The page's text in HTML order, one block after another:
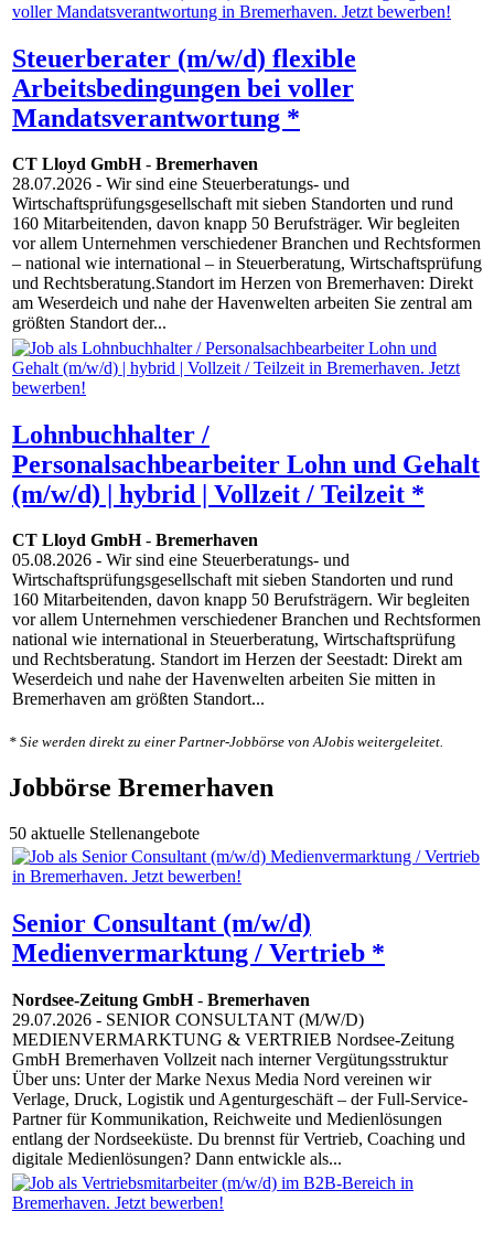
Steuerberater (m/w/d) flexible
Arbeitsbedingungen bei voller
Mandatsverantwortung *
CT Lloyd GmbH- Bremerhaven
28.07.2026 - Wir sind eine Steuerberatungs- und
Wirtschaftsprüfungsgesellschaft mit sieben Standorten und rund
160 Mitarbeitenden, davon knapp 50 Berufsträger. Wir begleiten
vor allem Unternehmen verschiedener Branchen und Rechtsformen
– national wie international – in Steuerberatung, Wirtschaftsprüfung
und Rechtsberatung.Standort im Herzen von Bremerhaven: Direkt
am Weserdeich und nahe der Havenwelten arbeiten Sie zentral am
größten Standort der...
Lohnbuchhalter /
Personalsachbearbeiter Lohn und Gehalt
(m/w/d) | hybrid | Vollzeit / Teilzeit *
CT Lloyd GmbH- Bremerhaven
05.08.2026 - Wir sind eine Steuerberatungs- und
Wirtschaftsprüfungsgesellschaft mit sieben Standorten und rund
160 Mitarbeitenden, davon knapp 50 Berufsträgern. Wir begleiten
vor allem Unternehmen verschiedener Branchen und Rechtsformen
national wie international in Steuerberatung, Wirtschaftsprüfung
und Rechtsberatung. Standort im Herzen der Seestadt: Direkt am
Weserdeich und nahe der Havenwelten arbeiten Sie mitten in
Bremerhaven am größten Standort...
* Sie werden direkt zu einer Partner-Jobbörse von AJobis weitergeleitet.
Jobbörse Bremerhaven
50 aktuelle Stellenangebote
Senior Consultant (m/w/d)
Medienvermarktung / Vertrieb *
Nordsee-Zeitung GmbH- Bremerhaven
29.07.2026 - SENIOR CONSULTANT (M/W/D)
MEDIENVERMARKTUNG & VERTRIEB Nordsee-Zeitung
GmbH Bremerhaven Vollzeit nach interner Vergütungsstruktur
Über uns: Unter der Marke Nexus Media Nord vereinen wir
Verlage, Druck, Logistik und Agenturgeschäft – der Full-Service-
Partner für Kommunikation, Reichweite und Medienlösungen
entlang der Nordseeküste. Du brennst für Vertrieb, Coaching und
digitale Medienlösungen? Dann entwickle als...